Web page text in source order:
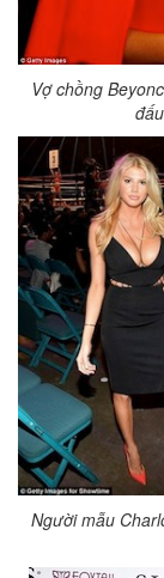
Vợ chồng
Người mẫu